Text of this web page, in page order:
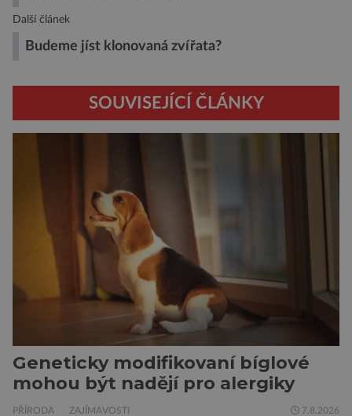
Další článek
Budeme jíst klonovaná zvířata?
SOUVISEJÍCÍ ČLÁNKY
Geneticky modifikovaní bíglové
mohou být nadějí pro alergiky
PŘÍRODA ZAJÍMAVOSTI 7.8.2026